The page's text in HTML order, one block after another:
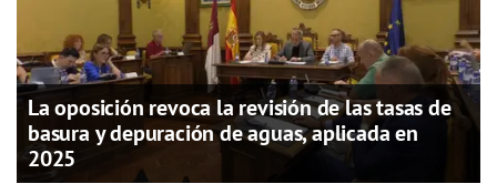
La oposición revoca la revisión de las tasas de
basura y depuración de aguas, aplicada en
2025